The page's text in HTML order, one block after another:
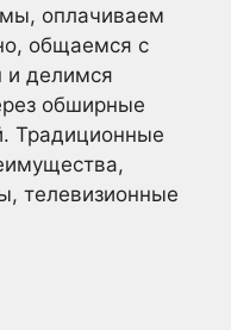
оплачиваем
общаемся с
и делимся
обширные
Традиционные
телевизионные